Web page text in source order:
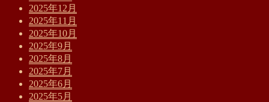
2025年12月
2025年11月
2025年10月
2025年9月
2025年8月
2025年7月
2025年6月
2025年5月